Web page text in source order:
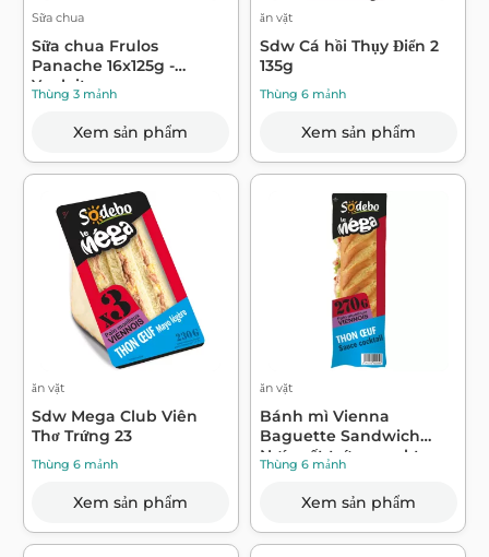
Sữa chua
Sữa chua Frulos
Panache 16x125g -
Yoplait
Thùng 3 mảnh
Xem sản phẩm
ăn vặt
Sdw Cá hồi Thụy Điển 2
135g
Thùng 6 mảnh
Xem sản phẩm
ăn vặt
Sdw Mega Club Viên
Thơ Trứng 23
Thùng 6 mảnh
Xem sản phẩm
ăn vặt
Bánh mì Vienna
Baguette Sandwich
Nước sốt trứng cockt...
Thùng 6 mảnh
Xem sản phẩm